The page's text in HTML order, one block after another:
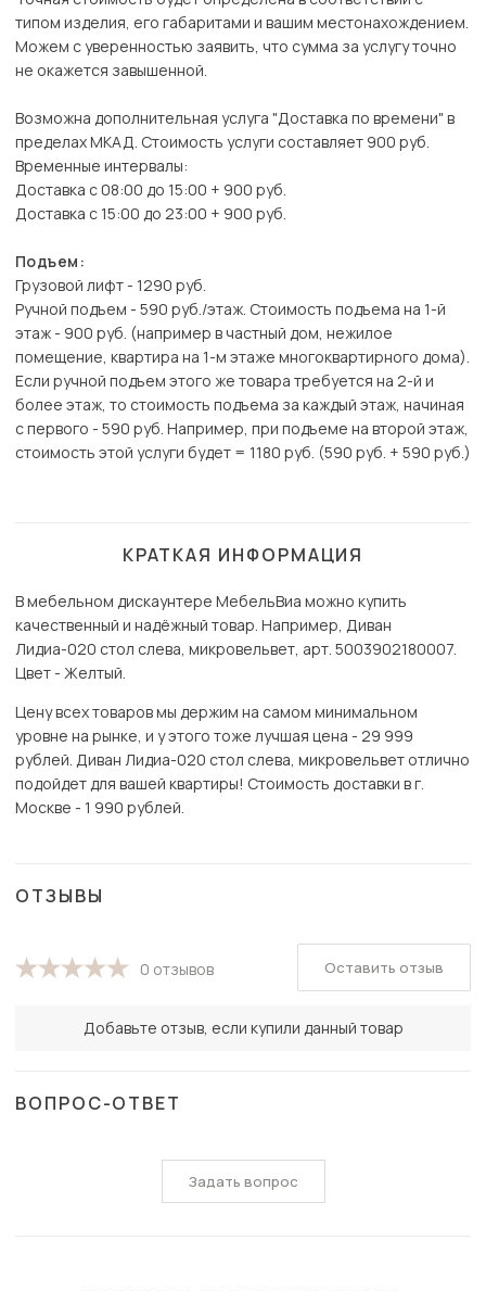
типом изделия, его габаритами и вашим местонахождением.
Можем с уверенностью заявить, что сумма за услугу точно
не окажется завышенной.
Возможна дополнительная услуга "Доставка по времени" в
пределах МКАД. Стоимость услуги составляет 900 руб.
Временные интервалы:
Доставка с 08:00 до 15:00 + 900 руб.
Доставка с 15:00 до 23:00 + 900 руб.
Подъем:
Грузовой лифт - 1290 руб.
Ручной подъем - 590 руб./этаж. Стоимость подъема на 1-й
этаж - 900 руб. (например в частный дом, нежилое
помещение, квартира на 1-м этаже многоквартирного дома).
Если ручной подъем этого же товара требуется на 2-й и
более этаж, то стоимость подъема за каждый этаж, начиная
с первого - 590 руб. Например, при подъеме на второй этаж,
стоимость этой услуги будет = 1180 руб. (590 руб. + 590 руб.)
КРАТКАЯ ИНФОРМАЦИЯ
В мебельном дискаунтере МебельВиа можно купить
качественный и надёжный товар. Например, Диван
Лидиа-020 стол слева, микровельвет, арт. 5003902180007.
Цвет - Желтый.
Цену всех товаров мы держим на самом минимальном
уровне на рынке, и у этого тоже лучшая цена - 29 999
рублей. Диван Лидиа-020 стол слева, микровельвет отлично
подойдет для вашей квартиры! Стоимость доставки в г.
Москве - 1 990 рублей.
ОТЗЫВЫ
0 отзывов
Добавьте отзыв, если купили данный товар
Оставить отзыв
ВОПРОС-ОТВЕТ
Задать вопрос